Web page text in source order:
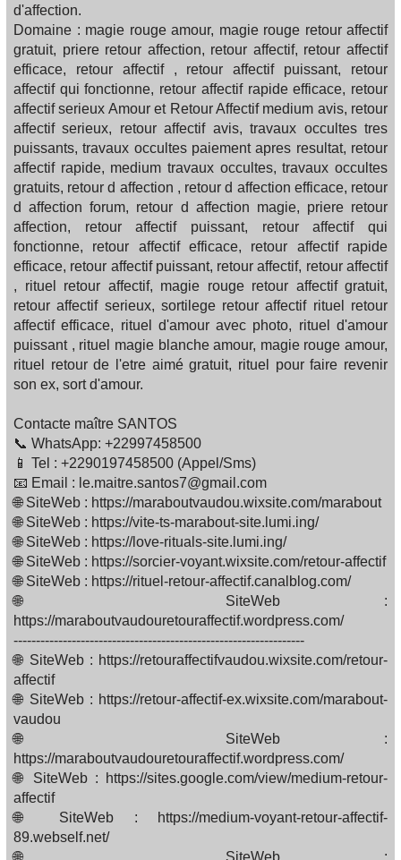
d'affection.
Domaine : magie rouge amour, magie rouge retour affectif
gratuit, priere retour affection, retour affectif, retour affectif
efficace, retour affectif , retour affectif puissant, retour
affectif qui fonctionne, retour affectif rapide efficace, retour
affectif serieux Amour et Retour Affectif medium avis, retour
affectif serieux, retour affectif avis, travaux occultes tres
puissants, travaux occultes paiement apres resultat, retour
affectif rapide, medium travaux occultes, travaux occultes
gratuits, retour d affection , retour d affection efficace, retour
d affection forum, retour d affection magie, priere retour
affection, retour affectif puissant, retour affectif qui
fonctionne, retour affectif efficace, retour affectif rapide
efficace, retour affectif puissant, retour affectif, retour affectif
, rituel retour affectif, magie rouge retour affectif gratuit,
retour affectif serieux, sortilege retour affectif rituel retour
affectif efficace, rituel d'amour avec photo, rituel d'amour
puissant , rituel magie blanche amour, magie rouge amour,
rituel retour de l'etre aimé gratuit, rituel pour faire revenir
son ex, sort d'amour.
Contacte maître SANTOS
📞 WhatsApp: +22997458500
📱 Tel : +2290197458500 (Appel/Sms)
📧 Email : le.maitre.santos7@gmail.com
🌐 SiteWeb : https://maraboutvaudou.wixsite.com/marabout
🌐 SiteWeb : https://vite-ts-marabout-site.lumi.ing/
🌐 SiteWeb : https://love-rituals-site.lumi.ing/
🌐 SiteWeb : https://sorcier-voyant.wixsite.com/retour-affectif
🌐 SiteWeb : https://rituel-retour-affectif.canalblog.com/
🌐 SiteWeb :
https://maraboutvaudouretouraffectif.wordpress.com/
-----------------------------------------------------------------
🌐 SiteWeb : https://retouraffectifvaudou.wixsite.com/retour-
affectif
🌐 SiteWeb : https://retour-affectif-ex.wixsite.com/marabout-
vaudou
🌐 SiteWeb :
https://maraboutvaudouretouraffectif.wordpress.com/
🌐 SiteWeb : https://sites.google.com/view/medium-retour-
affectif
🌐 SiteWeb : https://medium-voyant-retour-affectif-
89.webself.net/
🌐 SiteWeb :